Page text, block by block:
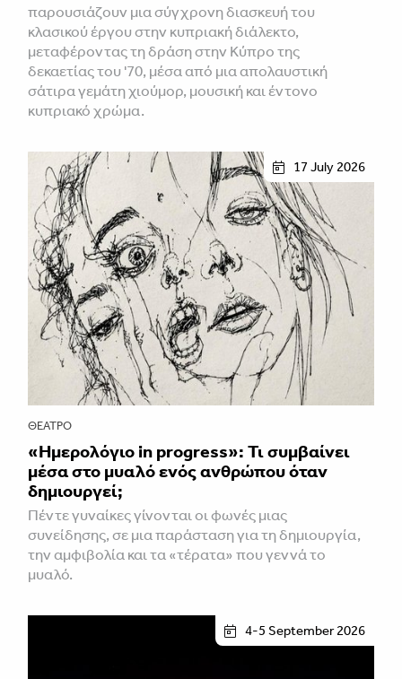
παρουσιάζουν μια σύγχρονη διασκευή του
κλασικού έργου στην κυπριακή διάλεκτο,
μεταφέροντας τη δράση στην Κύπρο της
δεκαετίας του '70, μέσα από μια απολαυστική
σάτιρα γεμάτη χιούμορ, μουσική και έντονο
κυπριακό χρώμα.
17 July 2026
ΘΈΑΤΡΟ
«Ημερολόγιο in progress»: Τι συμβαίνει
μέσα στο μυαλό ενός ανθρώπου όταν
δημιουργεί;
Πέντε γυναίκες γίνονται οι φωνές μιας
συνείδησης, σε μια παράσταση για τη δημιουργία,
την αμφιβολία και τα «τέρατα» που γεννά το
μυαλό.
4-5 September 2026